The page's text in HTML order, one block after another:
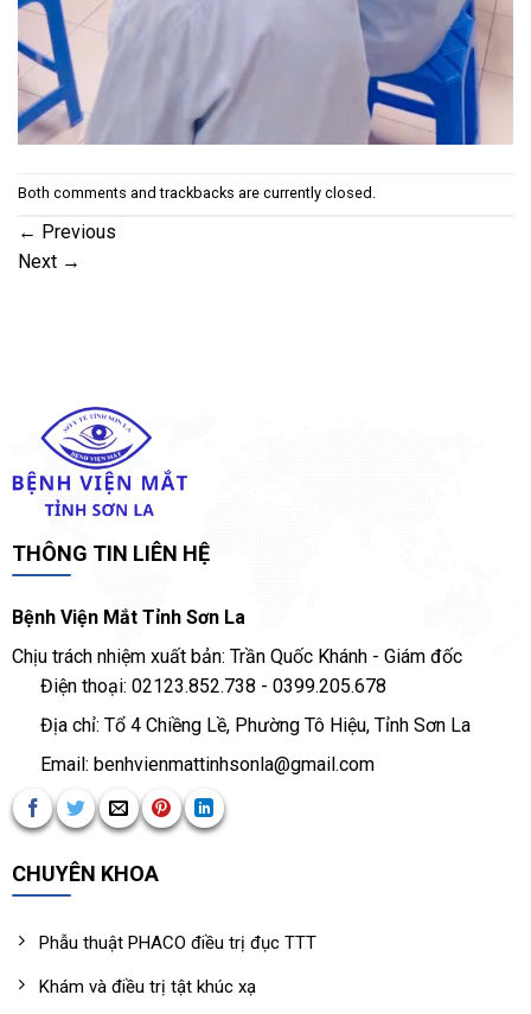
Both comments and trackbacks are currently closed.
← Previous
Next →
THÔNG TIN LIÊN HỆ
Bệnh Viện Mắt Tỉnh Sơn La
Chịu trách nhiệm xuất bản: Trần Quốc Khánh - Giám đốc
Điện thoại: 02123.852.738 - 0399.205.678
Địa chỉ: Tổ 4 Chiềng Lề, Phường Tô Hiệu, Tỉnh Sơn La
Email: benhvienmattinhsonla@gmail.com
CHUYÊN KHOA
Phẫu thuật PHACO điều trị đục TTT
Khám và điều trị tật khúc xạ